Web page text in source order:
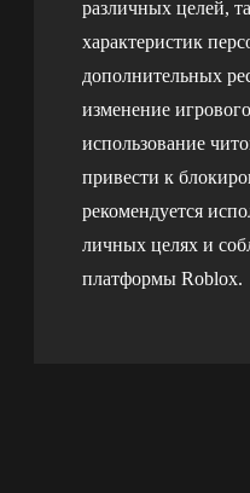
различных целей,
характеристик
дополнительных
изменение
использование
привести к
рекомендуется
личных целях и
платформы Roblox.